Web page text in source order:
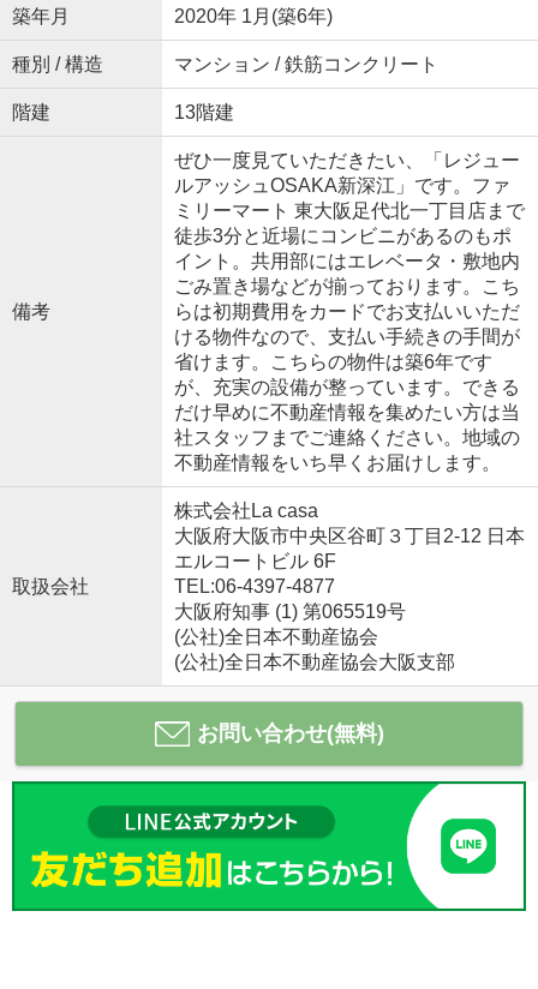
築年月 2020年 1月(築6年)
種別 / 構造 マンション / 鉄筋コンクリート
階建 13階建
備考
ぜひ一度見ていただきたい、「レジュー
ルアッシュOSAKA新深江」です。ファ
ミリーマート 東大阪足代北一丁目店まで
徒歩3分と近場にコンビニがあるのもポ
イント。共用部にはエレベータ・敷地内
ごみ置き場などが揃っております。こち
らは初期費用をカードでお支払いいただ
ける物件なので、支払い手続きの手間が
省けます。こちらの物件は築6年です
が、充実の設備が整っています。できる
だけ早めに不動産情報を集めたい方は当
社スタッフまでご連絡ください。地域の
不動産情報をいち早くお届けします。
取扱会社
株式会社La casa
大阪府大阪市中央区谷町３丁目2-12 日本
エルコートビル 6F
TEL:06-4397-4877
大阪府知事 (1) 第065519号
(公社)全日本不動産協会
(公社)全日本不動産協会大阪支部
お問い合わせ(無料)